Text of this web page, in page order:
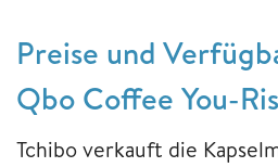
Preise und
Qbo Coffee You-
Tchibo verkauft die